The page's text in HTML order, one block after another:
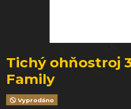
Tichý ohňostroj
Family
Vyprodáno